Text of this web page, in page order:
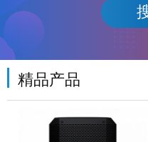
精品产品